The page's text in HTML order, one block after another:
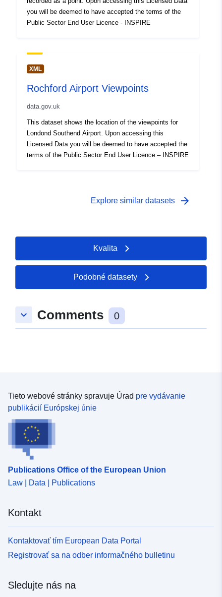
you will be deemed to have accepted the terms of the
Public Sector End User Licence - INSPIRE
XML
Rochford Airport Viewpoints
data.gov.uk
This dataset shows the location of the viewpoints for
Londond Southend Airport. Upon accessing this
Licensed Data you will be deemed to have accepted the
terms of the Public Sector End User Licence – INSPIRE
Explore similar datasets arrow_forward
Kvalita
Podobné datasety
keyboard_arrow_down Comments 0
Tieto webové stránky spravuje Úrad pre vydávanie
publikácií Európskej únie
Publications Office of the European Union
Law | Data | Publications
Kontakt
Kontaktovať tím European Data Portal
Registrovať sa na odber informačného bulletinu
Sledujte nás na